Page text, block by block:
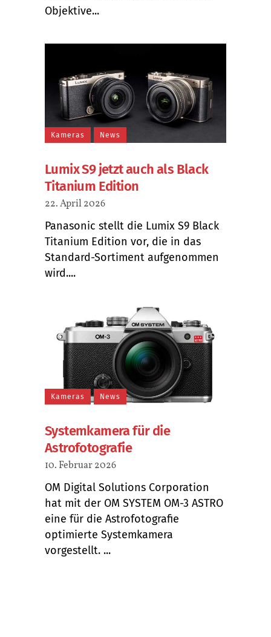
Objektive...
Kameras News
Lumix S9 jetzt auch als Black
Titanium Edition
22. April 2026
Panasonic stellt die Lumix S9 Black
Titanium Edition vor, die in das
Standard-Sortiment aufgenommen
wird....
Kameras News
Systemkamera für die
Astrofotografie
10. Februar 2026
OM Digital Solutions Corporation
hat mit der OM SYSTEM OM-3 ASTRO
eine für die Astrofotografie
optimierte Systemkamera
vorgestellt. ...